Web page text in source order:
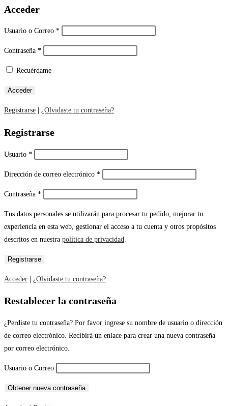
Acceder
Usuario o Correo *
Contraseña *
Recuérdame
Registrarse ¿Olvidaste tu contraseña?
Registrarse
Usuario *
Dirección de correo electrónico *
Contraseña *
Tus datos personales se utilizarán para procesar tu pedido, mejorar tu
experiencia en esta web, gestionar el acceso a tu cuenta y otros propósitos
descritos en nuestra política de privacidad
Acceder | ¿Olvidaste tu contraseña?
Restablecer la contraseña
¿Perdiste tu contraseña? Por favor ingrese su nombre de usuario o dirección
de correo electrónico. Recibirá un enlace para crear una nueva contraseña
por correo electrónico.
Usuario o Correo